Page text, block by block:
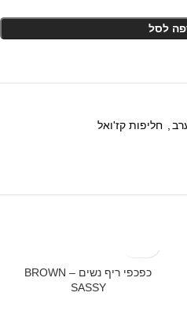
לסל
חליפות קז'ואל
כפכפי ריף נשים – BROWN
SASSY